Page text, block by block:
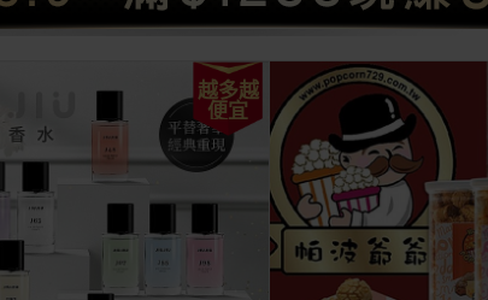
越多越
便宜